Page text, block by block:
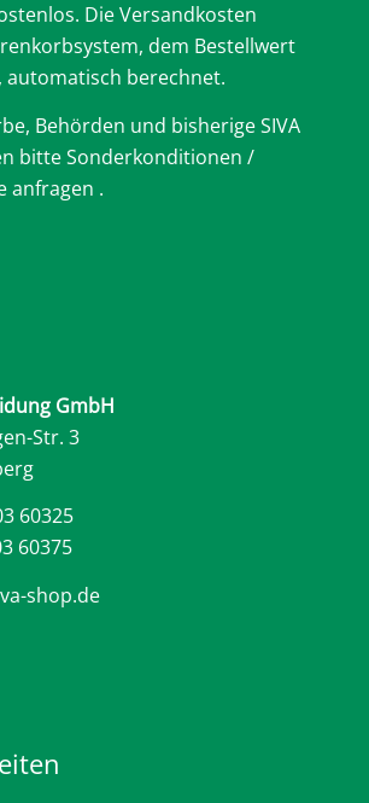
Die Versandkosten
dem Bestellwert
automatisch berechnet.
Behörden und bisherige SIVA
bitte Sonderkonditionen /
anfragen .
GmbH
Str. 3
60325
60375
shop.de